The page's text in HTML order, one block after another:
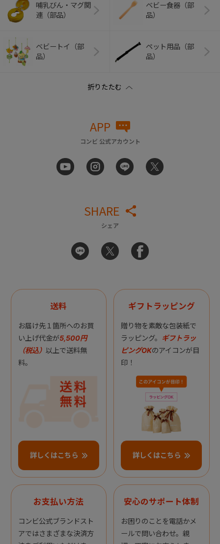
哺乳びん・マグ関
連（部品）
ベビー食器（部
品）
ベビートイ（部
品）
ペット用品（部
品）
APP
コンビ 公式アカウント
SHARE
シェア
送料
お届け先１箇所へのお買
い上げ代金が5,500円
（税込） 以上で送料無
料。
詳しくはこちら
ギフトラッピング
贈り物を素敵な包装紙で
ラッピング。 ギフトラッ
ピングOKのアイコンが目
印！
詳しくはこちら
お支払い方法
コンビ公式ブランドスト
アではさまざまな決済方
安心のサポート体制
お困りのことを電話かメ
ールで問い合わせ。親